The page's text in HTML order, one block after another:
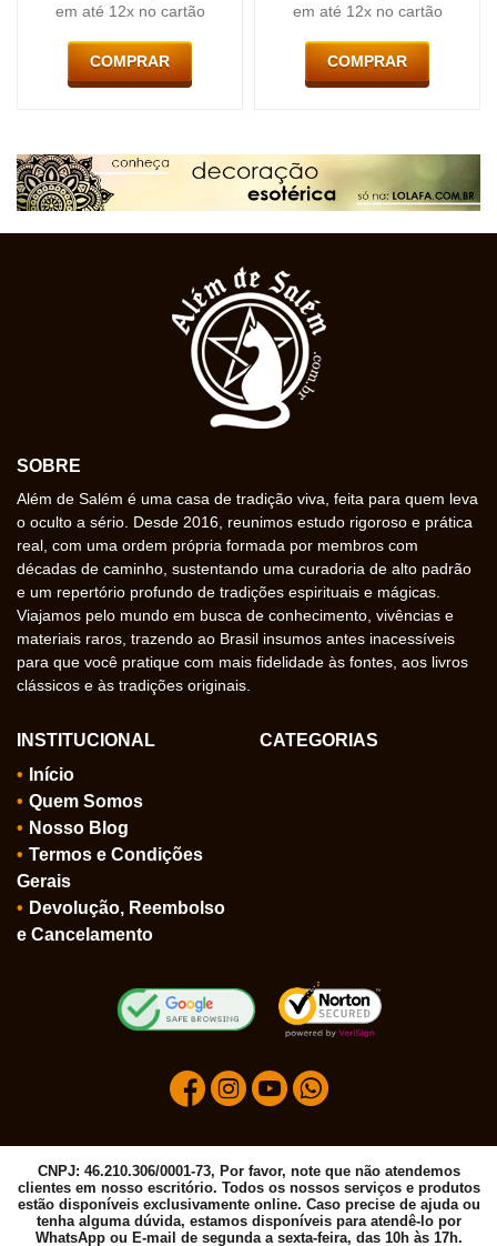
em até 12x no cartão
COMPRAR
em até 12x no cartão
COMPRAR
SOBRE
Além de Salém é uma casa de tradição viva, feita para quem leva
o oculto a sério. Desde 2016, reunimos estudo rigoroso e prática
real, com uma ordem própria formada por membros com
décadas de caminho, sustentando uma curadoria de alto padrão
e um repertório profundo de tradições espirituais e mágicas.
Viajamos pelo mundo em busca de conhecimento, vivências e
materiais raros, trazendo ao Brasil insumos antes inacessíveis
para que você pratique com mais fidelidade às fontes, aos livros
clássicos e às tradições originais.
INSTITUCIONAL
Início
Quem Somos
Nosso Blog
Termos e Condições
Gerais
Devolução, Reembolso
e Cancelamento
CATEGORIAS
CNPJ: 46.210.306/0001-73, Por favor, note que não atendemos
clientes em nosso escritório. Todos os nossos serviços e produtos
estão disponíveis exclusivamente online. Caso precise de ajuda ou
tenha alguma dúvida, estamos disponíveis para atendê-lo por
WhatsApp ou E-mail de segunda a sexta-feira, das 10h às 17h.